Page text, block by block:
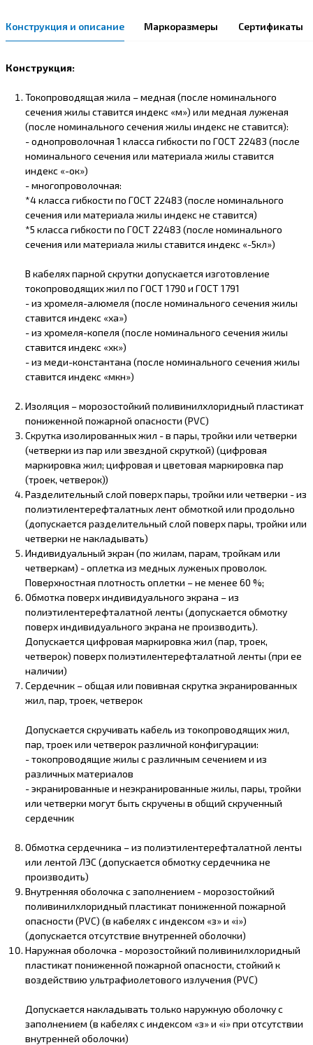
Конструкция и описание Маркоразмеры Сертификаты
Конструкция:
Токопроводящая жила – медная (после номинального
сечения жилы ставится индекс «м») или медная луженая
(после номинального сечения жилы индекс не ставится):
- однопроволочная 1 класса гибкости по ГОСТ 22483 (после
номинального сечения или материала жилы ставится
индекс «-ок»)
- многопроволочная:
*4 класса гибкости по ГОСТ 22483 (после номинального
сечения или материала жилы индекс не ставится)
*5 класса гибкости по ГОСТ 22483 (после номинального
сечения или материала жилы ставится индекс «-5кл»)
В кабелях парной скрутки допускается изготовление
токопроводящих жил по ГОСТ 1790 и ГОСТ 1791
- из хромеля-алюмеля (после номинального сечения жилы
ставится индекс «ха»)
- из хромеля-копеля (после номинального сечения жилы
ставится индекс «хк»)
- из меди-константана (после номинального сечения жилы
ставится индекс «мкн»)
Изоляция – морозостойкий поливинилхлоридный пластикат
пониженной пожарной опасности (PVC)
Скрутка изолированных жил - в пары, тройки или четверки
(четверки из пар или звездной скруткой) (цифровая
маркировка жил; цифровая и цветовая маркировка пар
(троек, четверок))
Разделительный слой поверх пары, тройки или четверки - из
полиэтилентерефталатных лент обмоткой или продольно
(допускается разделительный слой поверх пары, тройки или
четверки не накладывать)
Индивидуальный экран (по жилам, парам, тройкам или
четверкам) - оплетка из медных луженых проволок.
Поверхностная плотность оплетки – не менее 60 %;
Обмотка поверх индивидуального экрана – из
полиэтилентерефталатной ленты (допускается обмотку
поверх индивидуального экрана не производить).
Допускается цифровая маркировка жил (пар, троек,
четверок) поверх полиэтилентерефталатной ленты (при ее
наличии)
Сердечник – общая или повивная скрутка экранированных
жил, пар, троек, четверок
Допускается скручивать кабель из токопроводящих жил,
пар, троек или четверок различной конфигурации:
- токопроводящие жилы с различным сечением и из
различных материалов
- экранированные и неэкранированные жилы, пары, тройки
или четверки могут быть скручены в общий скрученный
сердечник
Обмотка сердечника – из полиэтилентерефталатной ленты
или лентой ЛЭС (допускается обмотку сердечника не
производить)
Внутренняя оболочка с заполнением - морозостойкий
поливинилхлоридный пластикат пониженной пожарной
опасности (PVC) (в кабелях с индексом «з» и «i»)
(допускается отсутствие внутренней оболочки)
Наружная оболочка - морозостойкий поливинилхлоридный
пластикат пониженной пожарной опасности, стойкий к
воздействию ультрафиолетового излучения (PVC)
Допускается накладывать только наружную оболочку с
заполнением (в кабелях с индексом «з» и «i» при отсутствии
внутренней оболочки)